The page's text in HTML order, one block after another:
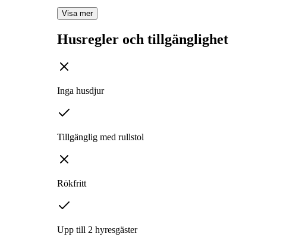
Visa mer
Husregler och tillgänglighet
Inga husdjur
Tillgänglig med rullstol
Rökfritt
Upp till 2 hyresgäster